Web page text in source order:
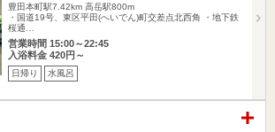
豊田本町駅7.42km 高岳駅800m
・国道19号、東区平田(へいでん)町交差点北西角 ・地下鉄
桜通…
営業時間 15:00～22:45
入浴料金 420円～
日帰り 水風呂